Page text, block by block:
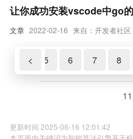
文章 2022-02-16 来自：开发者社区
让你成功安装vscode中go
< 5 6 7 8
更新时间 2025-06-16 12:01:42